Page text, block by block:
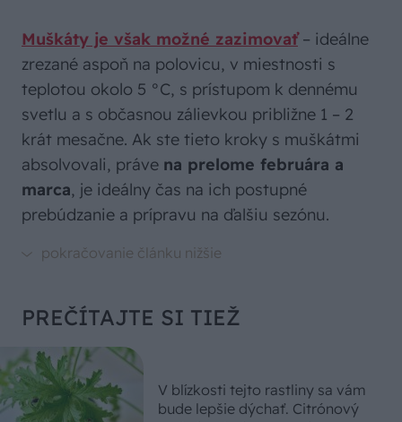
Muškáty je však možné zazimovať– ideálne
zrezané aspoň na polovicu, v miestnosti s
teplotou okolo 5 °C, s prístupom k dennému
svetlu a s občasnou zálievkou približne 1 – 2
krát mesačne. Ak ste tieto kroky s muškátmi
absolvovali, práve na prelome februára a
marca, je ideálny čas na ich postupné
prebúdzanie a prípravu na ďalšiu sezónu.
PREČÍTAJTE SI TIEŽ
V blízkosti tejto rastliny sa vám
bude lepšie dýchať. Citrónový